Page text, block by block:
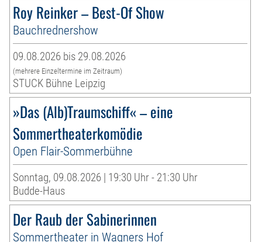
Roy Reinker – Best-Of Show
Bauchrednershow
09.08.2026 bis 29.08.2026
(mehrere Einzeltermine im Zeitraum)
STUCK Bühne Leipzig
»Das (Alb)Traumschiff« – eine
Sommertheaterkomödie
Open Flair-Sommerbühne
Sonntag, 09.08.2026 | 19:30 Uhr - 21:30 Uhr
Budde-Haus
Der Raub der Sabinerinnen
Sommertheater in Wagners Hof